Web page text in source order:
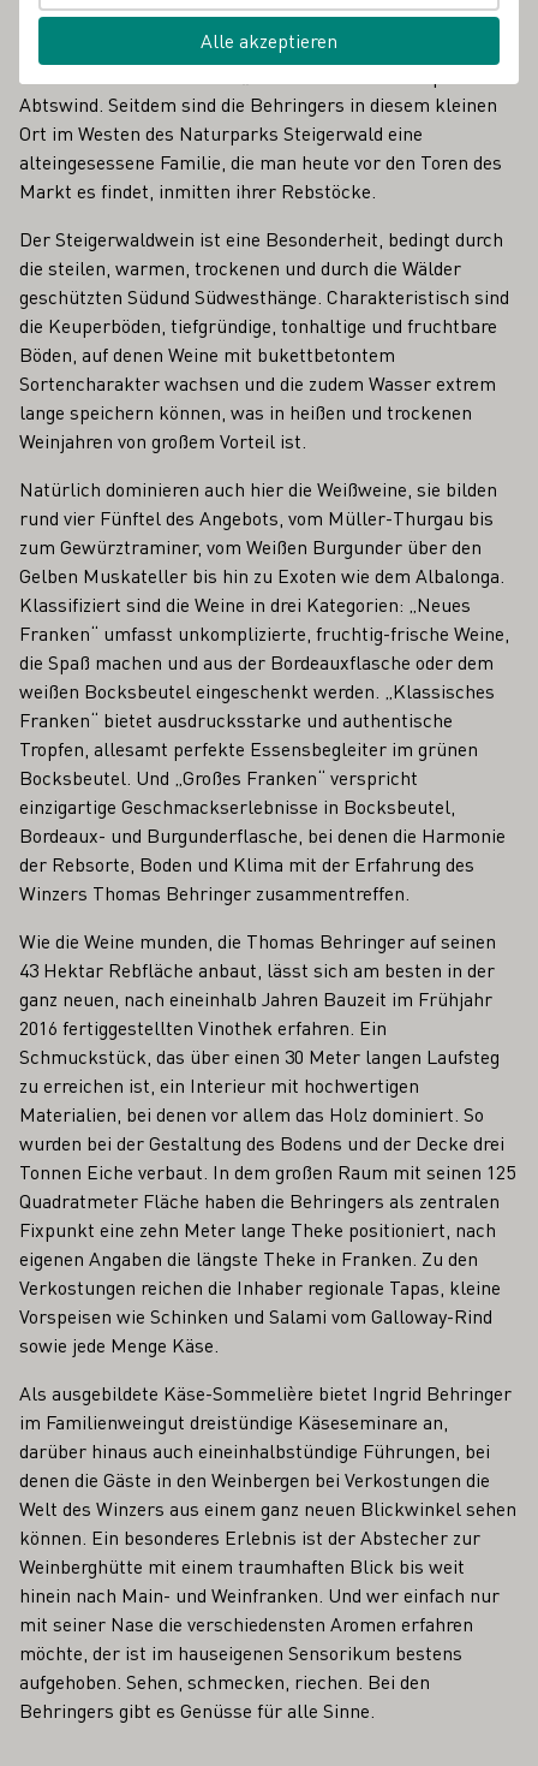
Alles begann mit sieben Laib Brot. Das war der Preis, den
die Behringers anno 1634 zu zahlen hatten für die
Abtswind. Seitdem sind die Behringers in diesem kleinen
Ort im Westen des Naturparks Steigerwald eine
alteingesessene Familie, die man heute vor den Toren des
Markt es findet, inmitten ihrer Rebstöcke.
Der Steigerwaldwein ist eine Besonderheit, bedingt durch
die steilen, warmen, trockenen und durch die Wälder
geschützten Südund Südwesthänge. Charakteristisch sind
die Keuperböden, tiefgründige, tonhaltige und fruchtbare
Böden, auf denen Weine mit bukettbetontem
Sortencharakter wachsen und die zudem Wasser extrem
lange speichern können, was in heißen und trockenen
Weinjahren von großem Vorteil ist.
Natürlich dominieren auch hier die Weißweine, sie bilden
rund vier Fünftel des Angebots, vom Müller-Thurgau bis
zum Gewürztraminer, vom Weißen Burgunder über den
Gelben Muskateller bis hin zu Exoten wie dem Albalonga.
Klassifiziert sind die Weine in drei Kategorien: „Neues
Franken“ umfasst unkomplizierte, fruchtig-frische Weine,
die Spaß machen und aus der Bordeauxflasche oder dem
weißen Bocksbeutel eingeschenkt werden. „Klassisches
Franken“ bietet ausdrucksstarke und authentische
Tropfen, allesamt perfekte Essensbegleiter im grünen
Bocksbeutel. Und „Großes Franken“ verspricht
einzigartige Geschmackserlebnisse in Bocksbeutel,
Bordeaux- und Burgunderflasche, bei denen die Harmonie
der Rebsorte, Boden und Klima mit der Erfahrung des
Winzers Thomas Behringer zusammentreffen.
Wie die Weine munden, die Thomas Behringer auf seinen
43 Hektar Rebfläche anbaut, lässt sich am besten in der
ganz neuen, nach eineinhalb Jahren Bauzeit im Frühjahr
2016 fertiggestellten Vinothek erfahren. Ein
Schmuckstück, das über einen 30 Meter langen Laufsteg
zu erreichen ist, ein Interieur mit hochwertigen
Materialien, bei denen vor allem das Holz dominiert. So
wurden bei der Gestaltung des Bodens und der Decke drei
Tonnen Eiche verbaut. In dem großen Raum mit seinen 125
Quadratmeter Fläche haben die Behringers als zentralen
Fixpunkt eine zehn Meter lange Theke positioniert, nach
eigenen Angaben die längste Theke in Franken. Zu den
Verkostungen reichen die Inhaber regionale Tapas, kleine
Vorspeisen wie Schinken und Salami vom Galloway-Rind
sowie jede Menge Käse.
Als ausgebildete Käse-Sommelière bietet Ingrid Behringer
im Familienweingut dreistündige Käseseminare an,
darüber hinaus auch eineinhalbstündige Führungen, bei
denen die Gäste in den Weinbergen bei Verkostungen die
Welt des Winzers aus einem ganz neuen Blickwinkel sehen
können. Ein besonderes Erlebnis ist der Abstecher zur
Weinberghütte mit einem traumhaften Blick bis weit
hinein nach Main- und Weinfranken. Und wer einfach nur
mit seiner Nase die verschiedensten Aromen erfahren
möchte, der ist im hauseigenen Sensorikum bestens
aufgehoben. Sehen, schmecken, riechen. Bei den
Behringers gibt es Genüsse für alle Sinne.
Alle akzeptieren